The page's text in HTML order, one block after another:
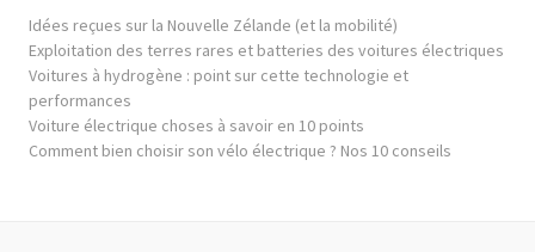
Idées reçues sur la Nouvelle Zélande (et la mobilité)
Exploitation des terres rares et batteries des voitures électriques
Voitures à hydrogène : point sur cette technologie et
performances
Voiture électrique choses à savoir en 10 points
Comment bien choisir son vélo électrique ? Nos 10 conseils